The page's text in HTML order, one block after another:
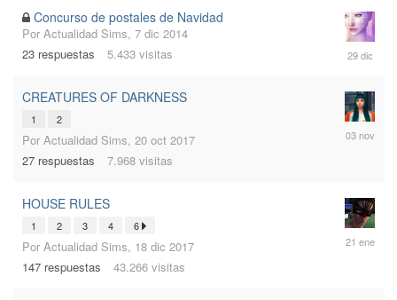
Concurso de postales de Navidad
Por Actualidad Sims, 7 dic 2014
23 respuestas 5.433 visitas
29
dic
CREATURES OF DARKNESS
1 2
Por Actualidad Sims, 20 oct 2017
27 respuestas 7.968 visitas
3
nov
HOUSE RULES
1 2 3 4 6
Por Actualidad Sims, 18 dic 2017
147 respuestas 43.266 visitas
21
ene